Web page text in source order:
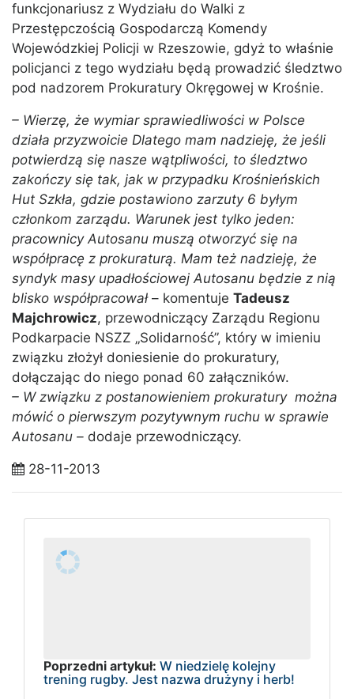
funkcjonariusz z Wydziału do Walki z
Przestępczością Gospodarczą Komendy
Wojewódzkiej Policji w Rzeszowie, gdyż to właśnie
policjanci z tego wydziału będą prowadzić śledztwo
pod nadzorem Prokuratury Okręgowej w Krośnie.
– Wierzę, że wymiar sprawiedliwości w Polsce
działa przyzwoicie Dlatego mam nadzieję, że jeśli
potwierdzą się nasze wątpliwości, to śledztwo
zakończy się tak, jak w przypadku Krośnieńskich
Hut Szkła, gdzie postawiono zarzuty 6 byłym
członkom zarządu. Warunek jest tylko jeden:
pracownicy Autosanu muszą otworzyć się na
współpracę z prokuraturą. Mam też nadzieję, że
syndyk masy upadłościowej Autosanu będzie z nią
blisko współpracował– komentuje Tadeusz
Majchrowicz, przewodniczący Zarządu Regionu
Podkarpacie NSZZ „Solidarność”, który w imieniu
związku złożył doniesienie do prokuratury,
dołączając do niego ponad 60 załączników.
– W związku z postanowieniem prokuratury można
mówić o pierwszym pozytywnym ruchu w sprawie
Autosanu – dodaje przewodniczący.
28-11-2013
Poprzedni artykuł: W niedzielę kolejny
trening rugby. Jest nazwa drużyny i herb!